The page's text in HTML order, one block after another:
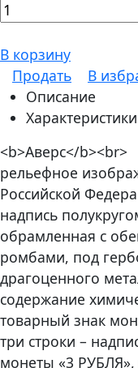
В корзину
Продать
В
Описание
Характеристики
<b>Аверс</b><br>
рельефное
Российской
надпись
обрамленная с
ромбами, под
драгоценного
содержание
товарный знак
три строки –
монеты «3 РУБЛЯ»,